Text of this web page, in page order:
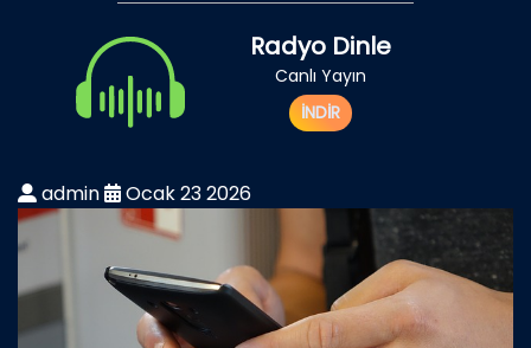
Radyo Dinle
Canlı Yayın
İNDİR
admin Ocak 23 2026